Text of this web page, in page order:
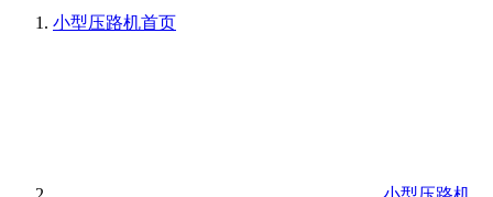
小型压路机首页